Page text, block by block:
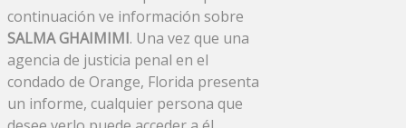
continuación ve información sobre
SALMA GHAIMIMI. Una vez que una
agencia de justicia penal en el
condado de Orange, Florida presenta
un informe, cualquier persona que